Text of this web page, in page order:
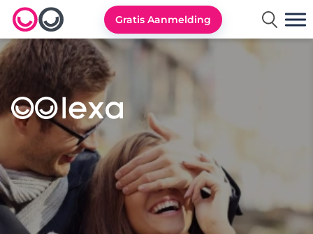
Lexa logo
Gratis Aanmelding